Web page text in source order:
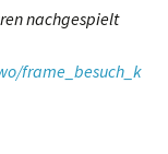
nachgespielt
frame_besuch_k